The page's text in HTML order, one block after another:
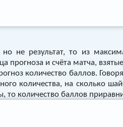
не результат, то из
прогноза и счёта матча,
количество баллов.
количества, на сколько
то количество баллов